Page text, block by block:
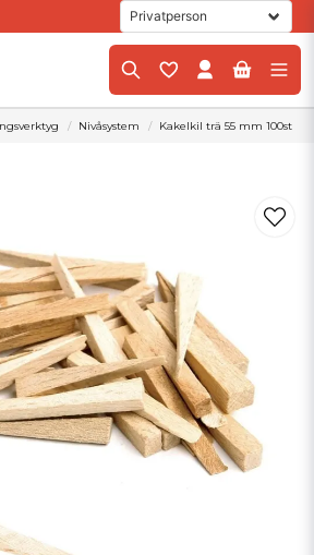
Nivåsystem Kakelkil trä 55 mm 100st